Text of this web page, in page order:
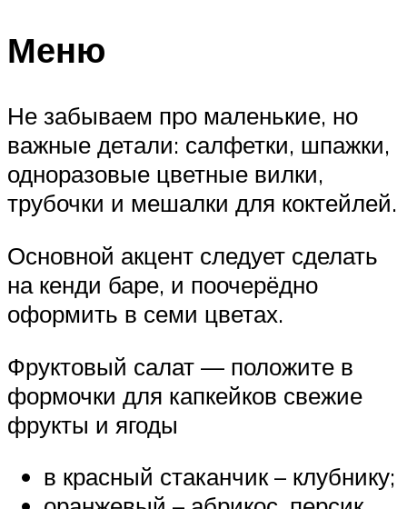
Меню
Не забываем про маленькие, но
важные детали: салфетки, шпажки,
одноразовые цветные вилки,
трубочки и мешалки для коктейлей.
Основной акцент следует сделать
на кенди баре, и поочерёдно
оформить в семи цветах.
Фруктовый салат — положите в
формочки для капкейков свежие
фрукты и ягоды
в красный стаканчик – клубнику;